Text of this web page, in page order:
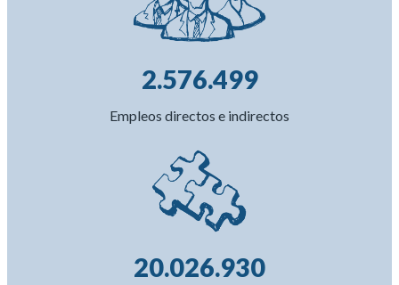
2.576.499
Empleos directos e indirectos
20.026.930